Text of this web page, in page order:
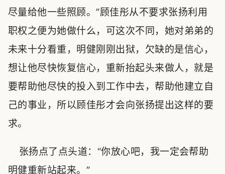
尽量给他一些照顾。”顾佳彤从不要求张扬利用
职权之便为她做什么，可这次不同，她对弟弟的
未来十分看重，明健刚刚出狱，欠缺的是信心，
想让他尽快恢复信心，重新抬起头来做人，就是
要帮助他尽快的投入到工作中去，帮助他建立自
己的事业，所以顾佳彤才会向张扬提出这样的要
求。
张扬点了点头道：“你放心吧，我一定会帮助
明健重新站起来。”